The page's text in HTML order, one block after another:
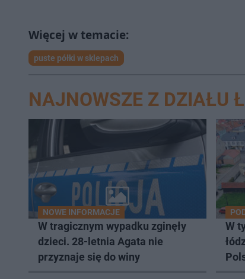
puste półki w sklepach
NAJNOWSZE Z DZIAŁU
NOWE INFORMACJE
W tragicznym wypadku zginęły
dzieci. 28-letnia Agata nie
przyznaje się do winy
W